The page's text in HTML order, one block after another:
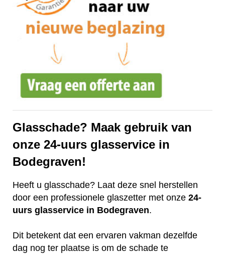
Glasschade? Maak gebruik van
onze 24-uurs glasservice in
Bodegraven!
Heeft u glasschade? Laat deze snel herstellen
door een professionele glaszetter met onze 24-
uurs glasservice in Bodegraven.
Dit betekent dat een ervaren vakman dezelfde
dag nog ter plaatse is om de schade te